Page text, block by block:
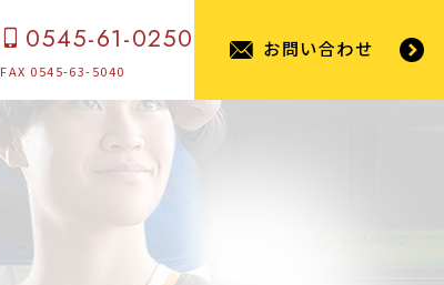
0545-61-0250
FAX 0545-63-5040
お問い合わせ